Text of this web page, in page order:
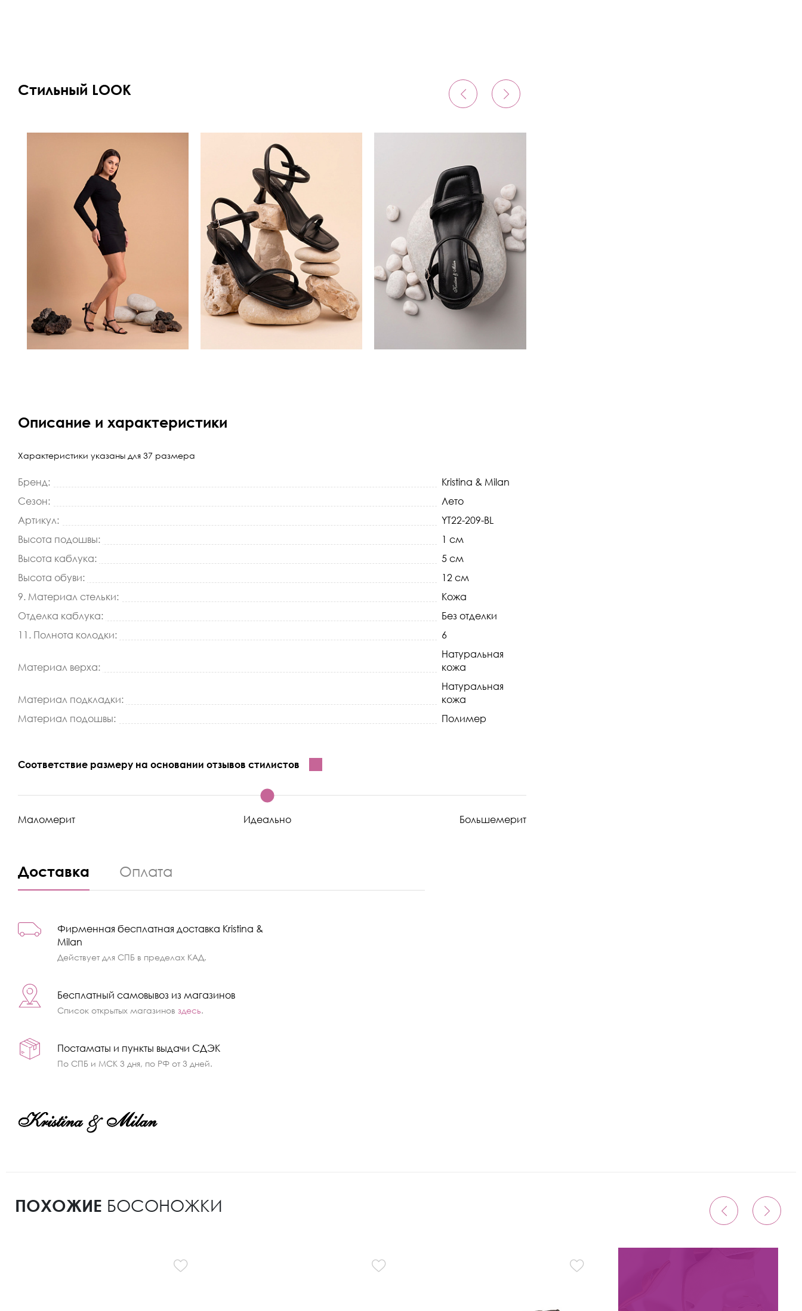
Стильный LOOK
Описание и характеристики
Характеристики указаны для 37 размера
Бренд:
Kristina & Milan
Сезон:
Лето
Артикул:
YT22-209-BL
Высота подошвы:
1 см
Высота каблука:
5 см
Высота обуви:
12 см
9. Материал стельки:
Кожа
Отделка каблука:
Без отделки
11. Полнота колодки:
6
Материал верха:
Натуральная
кожа
Материал подкладки:
Натуральная
кожа
Материал подошвы:
Полимер
Соответствие размеру на основании отзывов стилистов
Маломерит Идеально Большемерит
Доставка Оплата
Фирменная бесплатная доставка Kristina &
Milan
Действует для СПБ в пределах КАД.
Бесплатный самовывоз из магазинов
Список открытых магазиновздесь.
Постаматы и пункты выдачи СДЭК
По СПБ и МСК 3 дня, по РФ от 3 дней.
ПОХОЖИЕ БОСОНОЖКИ